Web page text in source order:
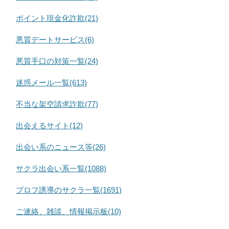
ポイント現金化詐欺(21)
悪質デートサービス(6)
悪質手口の対策一覧(24)
迷惑メール一覧(613)
不当な架空請求詐欺(77)
出会えるサイト(12)
出会い系のニュース等(26)
サクラ出会い系一覧(1088)
プロフ誘導のサクラ一覧(1691)
ご連絡、雑談、情報掲示板(10)